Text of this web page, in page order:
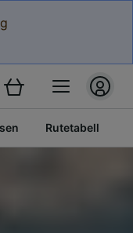
Rutetabell